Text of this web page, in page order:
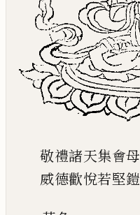
敬禮諸天集會母
威德歡悅若堅鎧